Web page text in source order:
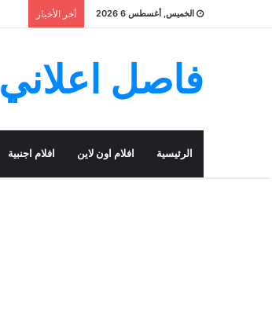
الخميس, أغسطس 6 2026 أخر الأخبار
فاصل اعلاني
الرئيسية افلام اون لاين افلام اجنبية